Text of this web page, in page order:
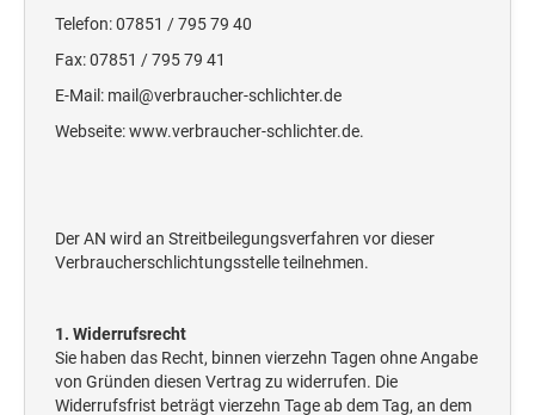
Telefon: 07851 / 795 79 40
Fax: 07851 / 795 79 41
E-Mail: mail@verbraucher-schlichter.de
Webseite: www.verbraucher-schlichter.de.
Der AN wird an Streitbeilegungsverfahren vor dieser
Verbraucherschlichtungsstelle teilnehmen.
1. Widerrufsrecht
Sie haben das Recht, binnen vierzehn Tagen ohne Angabe
von Gründen diesen Vertrag zu widerrufen. Die
Widerrufsfrist beträgt vierzehn Tage ab dem Tag, an dem